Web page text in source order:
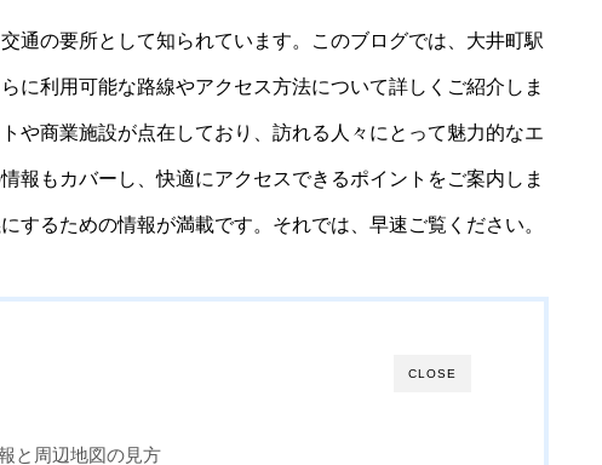
通の要所として知られています。このブログでは、大井町駅
に利用可能な路線やアクセス方法について詳しくご紹介しま
や商業施設が点在しており、訪れる人々にとって魅力的なエ
報もカバーし、快適にアクセスできるポイントをご案内しま
するための情報が満載です。それでは、早速ご覧ください。
CLOSE
と周辺地図の見方